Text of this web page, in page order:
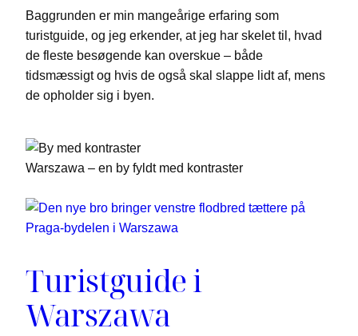
Baggrunden er min mangeårige erfaring som
turistguide, og jeg erkender, at jeg har skelet til, hvad
de fleste besøgende kan overskue – både
tidsmæssigt og hvis de også skal slappe lidt af, mens
de opholder sig i byen.
Warszawa – en by fyldt med kontraster
Turistguide i
Warszawa